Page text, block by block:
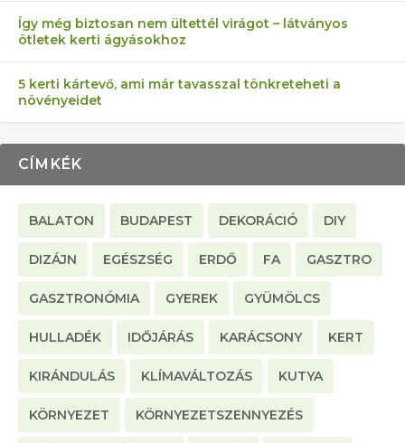
Így még biztosan nem ültettél virágot – látványos
ötletek kerti ágyásokhoz
5 kerti kártevő, ami már tavasszal tönkreteheti a
növényeidet
CÍMKÉK
BALATON BUDAPEST DEKORÁCIÓ DIY
DIZÁJN EGÉSZSÉG ERDŐ FA GASZTRO
GASZTRONÓMIA GYEREK GYÜMÖLCS
HULLADÉK IDŐJÁRÁS KARÁCSONY KERT
KIRÁNDULÁS KLÍMAVÁLTOZÁS KUTYA
KÖRNYEZET KÖRNYEZETSZENNYEZÉS